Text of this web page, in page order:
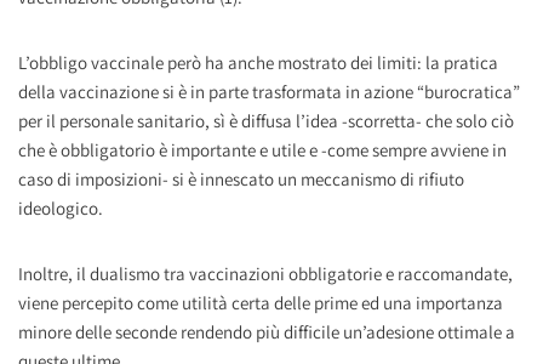
L’obbligo vaccinale però ha anche mostrato dei limiti: la pratica
della vaccinazione si è in parte trasformata in azione “burocratica”
per il personale sanitario, sì è diffusa l’idea -scorretta- che solo ciò
che è obbligatorio è importante e utile e -come sempre avviene in
caso di imposizioni- si è innescato un meccanismo di rifiuto
ideologico.
Inoltre, il dualismo tra vaccinazioni obbligatorie e raccomandate,
viene percepito come utilità certa delle prime ed una importanza
minore delle seconde rendendo più difficile un’adesione ottimale a